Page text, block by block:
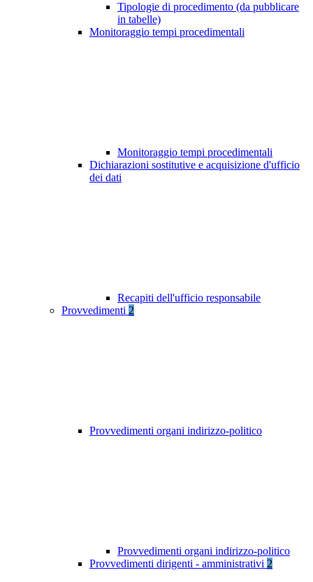
Tipologie di procedimento (da pubblicare
in tabelle)
Monitoraggio tempi procedimentali
Monitoraggio tempi procedimentali
Dichiarazioni sostitutive e acquisizione d'ufficio
dei dati
Recapiti dell'ufficio responsabile
Provvedimenti 2
Provvedimenti organi indirizzo-politico
Provvedimenti organi indirizzo-politico
Provvedimenti dirigenti - amministrativi 2